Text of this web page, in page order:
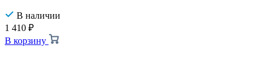
В наличии
1 410 ₽
В корзину